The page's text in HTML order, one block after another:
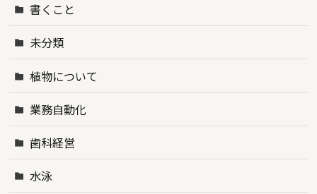
書くこと
未分類
植物について
業務自動化
歯科経営
水泳